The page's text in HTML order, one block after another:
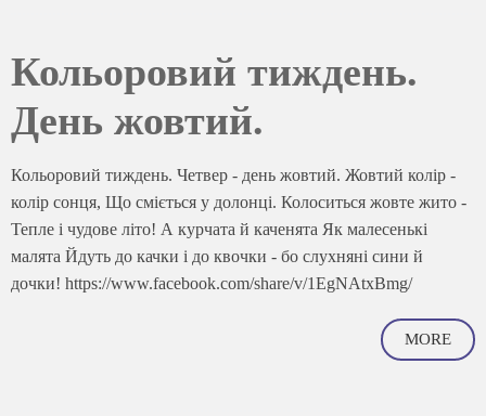
Кольоровий тиждень.
День жовтий.
Кольоровий тиждень. Четвер - день жовтий. Жовтий колір -
колір сонця, Що сміється у долонці. Колоситься жовте жито -
Тепле і чудове літо! А курчата й каченята Як малесенькі
малята Йдуть до качки і до квочки - бо слухняні сини й
дочки! https://www.facebook.com/share/v/1EgNAtxBmg/
MORE